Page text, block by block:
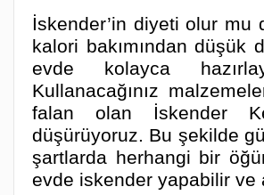
İskender’in diyeti olur
kalori bakımından düşük
evde kolayca
Kullanacağınız
falan olan İskender
düşürüyoruz. Bu şekilde
şartlarda herhangi bir
evde iskender yapabilir